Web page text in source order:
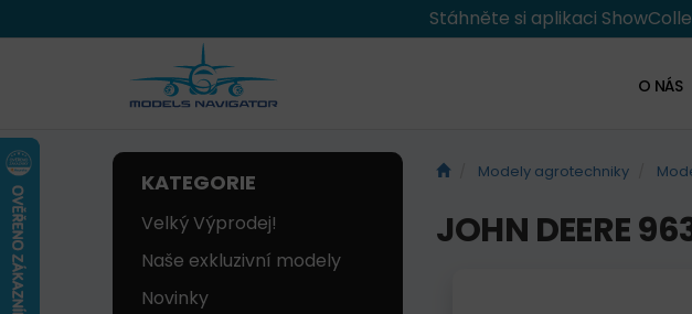
Stáhněte si aplikaci
O NÁS
KATEGORIE
Velký Výprodej!
Naše exkluzivní modely
Novinky
Modely agrotechniky
JOHN DEERE